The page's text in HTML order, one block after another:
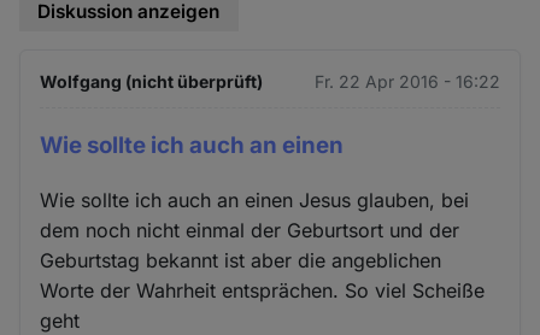
Diskussion anzeigen
Wolfgang (nicht überprüft) Fr. 22 Apr 2016 - 16:22
Wie sollte ich auch an einen
Wie sollte ich auch an einen Jesus glauben, bei
dem noch nicht einmal der Geburtsort und der
Geburtstag bekannt ist aber die angeblichen
Worte der Wahrheit entsprächen. So viel Scheiße
geht